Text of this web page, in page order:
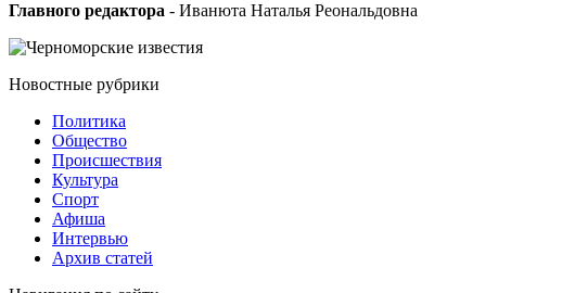
Главного редактора - Иванюта Наталья Реональдовна
Новостные рубрики
Политика
Общество
Проиcшествия
Культура
Спорт
Афиша
Интервью
Архив статей